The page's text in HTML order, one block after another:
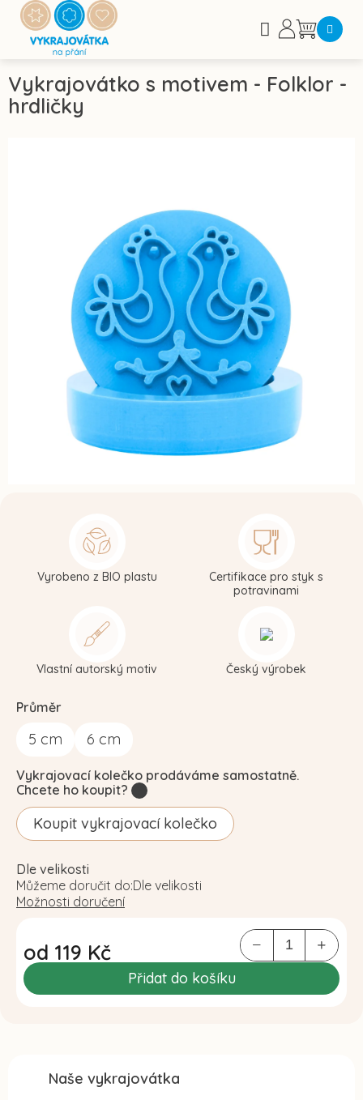
Přejít
obsah
Nákupní
Vykrajovátko s motivem - Folklor -
hrdličky
Průměr
5 cm 6 cm
od 119 Kč
Měrná
cena:
Přidat do košíku
Vyrobeno z BIO plastu
Certifikace pro styk s
potravinami
Vlastní autorský motiv Český výrobek
Vykrajovací kolečko prodáváme samostatně.
Chcete ho koupit?
Koupit vykrajovací kolečko
Dle velikosti
Můžeme doručit do:Dle velikosti
Možnosti doručení
Naše vykrajovátka